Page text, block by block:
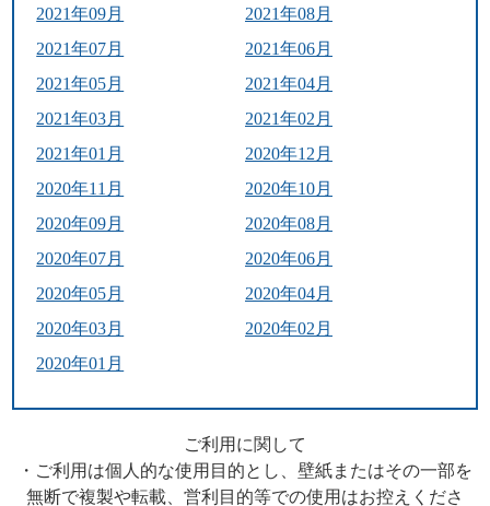
2021年09月
2021年08月
2021年07月
2021年06月
2021年05月
2021年04月
2021年03月
2021年02月
2021年01月
2020年12月
2020年11月
2020年10月
2020年09月
2020年08月
2020年07月
2020年06月
2020年05月
2020年04月
2020年03月
2020年02月
2020年01月
ご利用に関して
・ご利用は個人的な使用目的とし、壁紙またはその一部を
無断で複製や転載、営利目的等での使用はお控えくださ